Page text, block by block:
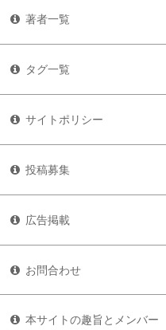
著者一覧
タグ一覧
サイトポリシー
投稿募集
広告掲載
お問合わせ
本サイトの趣旨とメンバー